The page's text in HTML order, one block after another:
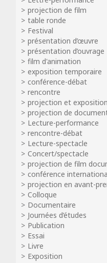
projection de film
table ronde
Festival
présentation d’œuvre
présentation d’ouvrage
film d'animation
exposition temporaire
conférence-débat
rencontre
projection et exposition
projection de
Lecture-performance
rencontre-débat
Lecture-spectacle
Concert/spectacle
projection de film
conférence
projection en avant-
Colloque
Documentaire
Journées d’études
Publication
Essai
Livre
Exposition